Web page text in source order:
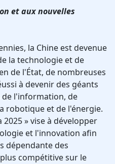
et aux nouvelles
la Chine est devenue
la technologie et de
de l'État, de nombreuses
à devenir des géants
l'information, de
robotique et de l'énergie.
» vise à développer
et l'innovation afin
dépendante des
compétitive sur le